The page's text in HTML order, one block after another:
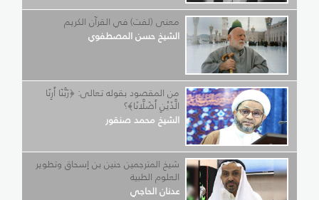
معنى (لفت) في القرآن الكريم
الشيخ حسن المصطفوي
من المقصود بقوله تعالى: ﴿رَبَّنَا أَرِنَا
الَّذَيْنِ أَضَلَّانَا﴾؟
الشيخ محمد صنقور
شيخ المترجمين حنين بن إسحاق وتطوير
العلوم الطبية
عدنان الحاجي